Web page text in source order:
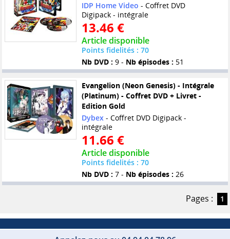
IDP Home Video - Coffret DVD
Digipack - intégrale
13.46 €
Article disponible
Points fidelités : 70
Nb DVD : 9 - Nb épisodes : 51
Evangelion (Neon Genesis) - Intégrale
(Platinum) - Coffret DVD + Livret -
Edition Gold
Dybex- Coffret DVD Digipack -
intégrale
11.66 €
Article disponible
Points fidelités : 70
Nb DVD : 7 - Nb épisodes : 26
Pages : 1